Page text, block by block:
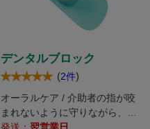
デンタルブロック
(2件)
オーラルケア / 介助者の指が咬
まれないように守りながら、一